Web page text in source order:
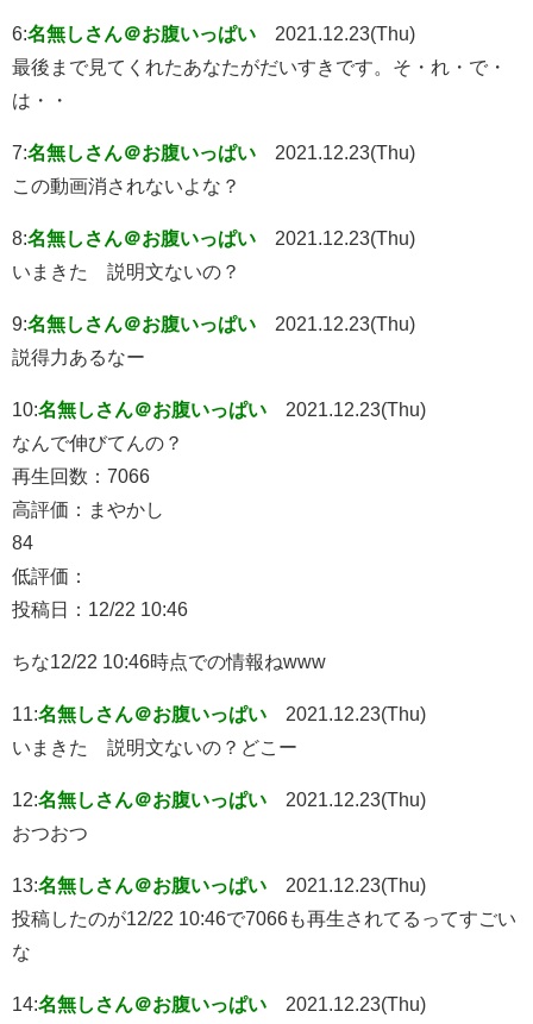
6:名無しさん＠お腹いっぱい
2021.12.23(Thu)
最後まで見てくれたあなたがだいすきです。そ・れ・で・
は・・
7:名無しさん＠お腹いっぱい
2021.12.23(Thu)
この動画消されないよな？
8:名無しさん＠お腹いっぱい
2021.12.23(Thu)
いまきた 説明文ないの？
9:名無しさん＠お腹いっぱい
2021.12.23(Thu)
説得力あるなー
10:名無しさん＠お腹いっぱい
2021.12.23(Thu)
なんで伸びてんの？
再生回数：7066
高評価：まやかし
84
低評価：
投稿日：12/22 10:46
ちな12/22 10:46時点での情報ねwww
11:名無しさん＠お腹いっぱい
2021.12.23(Thu)
いまきた 説明文ないの？どこー
12:名無しさん＠お腹いっぱい
2021.12.23(Thu)
おつおつ
13:名無しさん＠お腹いっぱい
2021.12.23(Thu)
投稿したのが12/22 10:46で7066も再生されてるってすごい
な
14:名無しさん＠お腹いっぱい
2021.12.23(Thu)